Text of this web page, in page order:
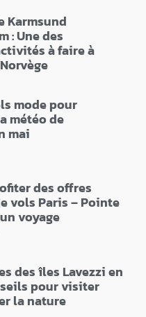
Karmsund
: Une des
à faire à
mode pour
météo de
mai
des offres
vols Paris – Pointe
voyage
des îles Lavezzi en
pour visiter
la nature